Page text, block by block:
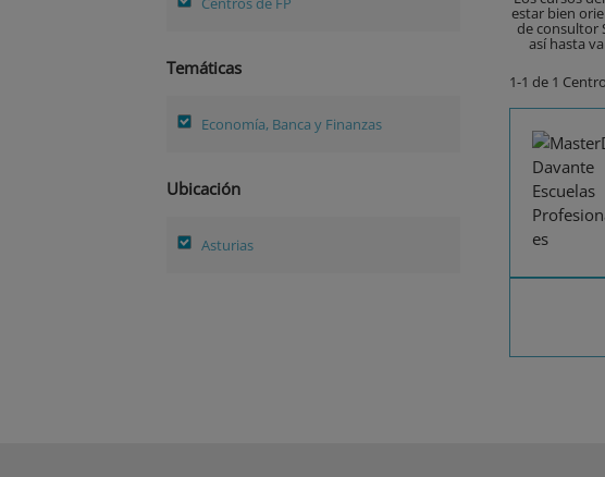
Temáticas
Economía, Banca y Finanzas
Ubicación
Asturias
estar bien
de consultor
así hasta
1-1 de 1